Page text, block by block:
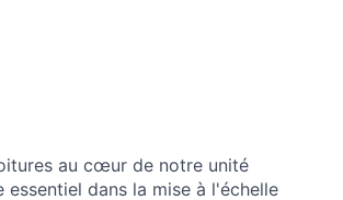
au cœur de notre unité
dans la mise à l'échelle